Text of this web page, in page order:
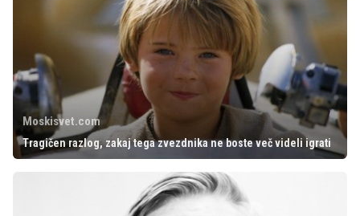
Moskisvet.com
Tragičen razlog, zakaj tega zvezdnika ne boste več videli igrati